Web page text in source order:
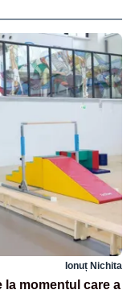
Ionuț Nichita
la momentul care a